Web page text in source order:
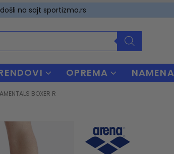
na sajt sportizmo.rs
OPREMA NAMENA
BOXER R